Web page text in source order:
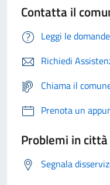
Contatta il
Leggi le
Richiedi
Chiama il
Prenota un
Problemi in città
Segnala